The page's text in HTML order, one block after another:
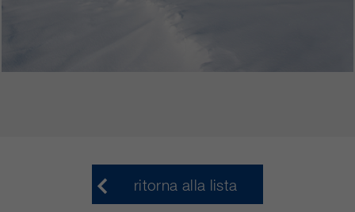
ritorna alla lista